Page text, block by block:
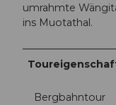
umrahmte
ins Muotathal.
Bergbahntour